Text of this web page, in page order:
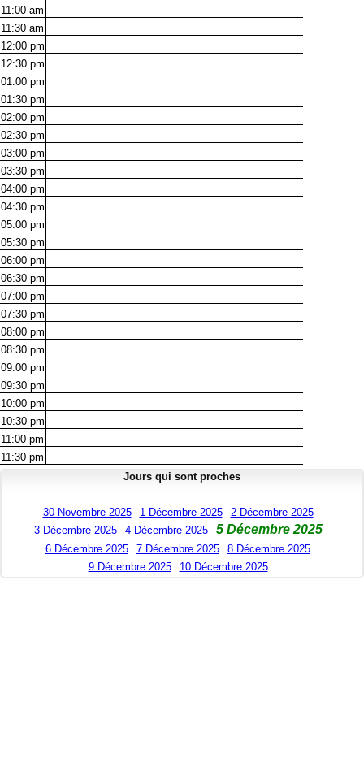
11:00 am
11:30 am
12:00 pm
12:30 pm
01:00 pm
01:30 pm
02:00 pm
02:30 pm
03:00 pm
03:30 pm
04:00 pm
04:30 pm
05:00 pm
05:30 pm
06:00 pm
06:30 pm
07:00 pm
07:30 pm
08:00 pm
08:30 pm
09:00 pm
09:30 pm
10:00 pm
10:30 pm
11:00 pm
11:30 pm
Jours qui sont proches
30 Novembre 2025 1 Décembre 2025
2 Décembre 2025
3 Décembre 2025
4 Décembre 2025 5 Décembre 2025
6 Décembre 2025 7 Décembre 2025
8 Décembre 2025
9 Décembre 2025
10 Décembre 2025